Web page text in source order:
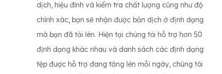
dịch, hiệu đính và kiểm tra chất lượng cũng như độ
chính xác, bạn sẽ nhận được bản dịch ở định dạng
mà bạn đã tải lên. Hiện tại chúng tôi hỗ trợ hơn 50
định dạng khác nhau và danh sách các định dạng
tệp được hỗ trợ đang tăng lên mỗi ngày, chúng tôi